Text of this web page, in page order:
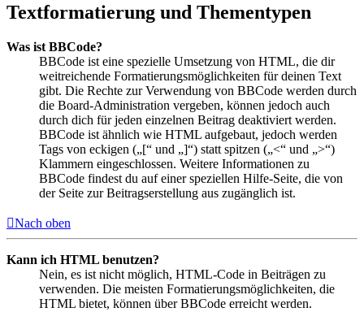
Textformatierung und Thementypen
Was ist BBCode?
BBCode ist eine spezielle Umsetzung von HTML, die dir
weitreichende Formatierungsmöglichkeiten für deinen Text
gibt. Die Rechte zur Verwendung von BBCode werden durch
die Board-Administration vergeben, können jedoch auch
durch dich für jeden einzelnen Beitrag deaktiviert werden.
BBCode ist ähnlich wie HTML aufgebaut, jedoch werden
Tags von eckigen („[“ und „]“) statt spitzen („<“ und „>“)
Klammern eingeschlossen. Weitere Informationen zu
BBCode findest du auf einer speziellen Hilfe-Seite, die von
der Seite zur Beitragserstellung aus zugänglich ist.
Nach oben
Kann ich HTML benutzen?
Nein, es ist nicht möglich, HTML-Code in Beiträgen zu
verwenden. Die meisten Formatierungsmöglichkeiten, die
HTML bietet, können über BBCode erreicht werden.